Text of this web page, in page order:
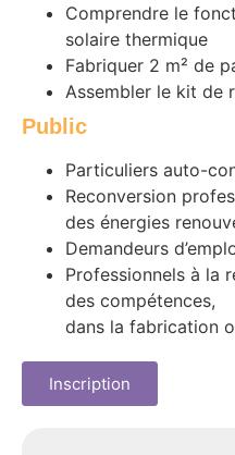
Comprendre le
solaire thermique
Fabriquer 2 m² de
Assembler le kit de
Public
Particuliers auto-
Reconversion
des énergies
Demandeurs
Professionnels à la
des compétences,
dans la fabrication
Inscription